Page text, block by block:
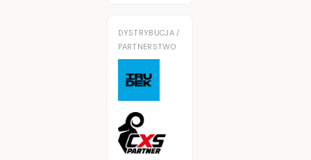
DYSTRYBUCJA /
PARTNERSTWO